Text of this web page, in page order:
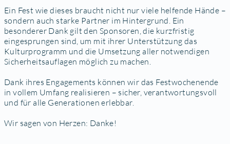
Ein Fest wie dieses braucht nicht nur viele helfende Hände –
sondern auch starke Partner im Hintergrund. Ein
besonderer Dank gilt den Sponsoren, die kurzfristig
eingesprungen sind, um mit ihrer Unterstützung das
Kulturprogramm und die Umsetzung aller notwendigen
Sicherheitsauflagen möglich zu machen.
Dank ihres Engagements können wir das Festwochenende
in vollem Umfang realisieren – sicher, verantwortungsvoll
und für alle Generationen erlebbar.
Wir sagen von Herzen: Danke!